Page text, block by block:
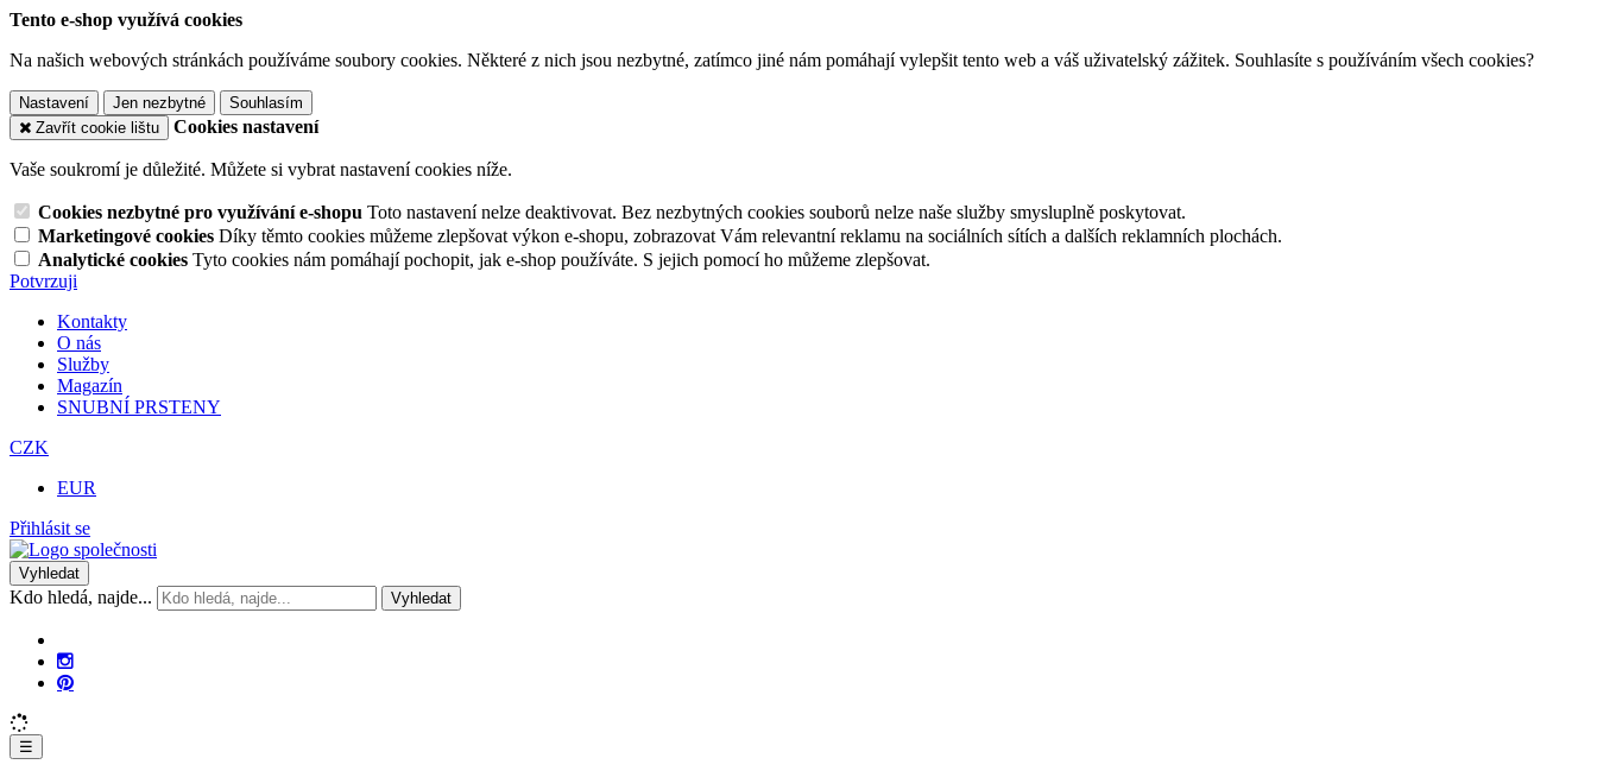
Tento e-shop využívá cookies
Na našich webových stránkách používáme soubory cookies. Některé z nich jsou nezbytné, zatímco jiné nám pomáhají vylepšit tento web a váš uživatelský zážitek. Souhlasíte s používáním všech cookies?
Nastavení Jen nezbytné
Souhlasím
Zavřít cookie lištu
Cookies nastavení
Vaše soukromí je důležité. Můžete si vybrat nastavení cookies níže.
Cookies nezbytné pro využívání e-shopu Toto nastavení nelze deaktivovat. Bez nezbytných cookies souborů nelze naše služby smysluplně poskytovat.
Marketingové cookies Díky těmto cookies můžeme zlepšovat výkon e-shopu, zobrazovat Vám relevantní reklamu na sociálních sítích a dalších reklamních plochách.
Analytické cookies Tyto cookies nám pomáhají pochopit, jak e-shop používáte. S jejich pomocí ho můžeme zlepšovat.
Potvrzuji
Kontakty
O nás
Služby
Magazín
SNUBNÍ PRSTENY
CZK
EUR
Přihlásit se
Vyhledat
Kdo hledá, najde... Vyhledat
☰